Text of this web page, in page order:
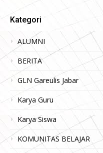
Kategori
ALUMNI
BERITA
GLN Gareulis Jabar
Karya Guru
Karya Siswa
KOMUNITAS BELAJAR